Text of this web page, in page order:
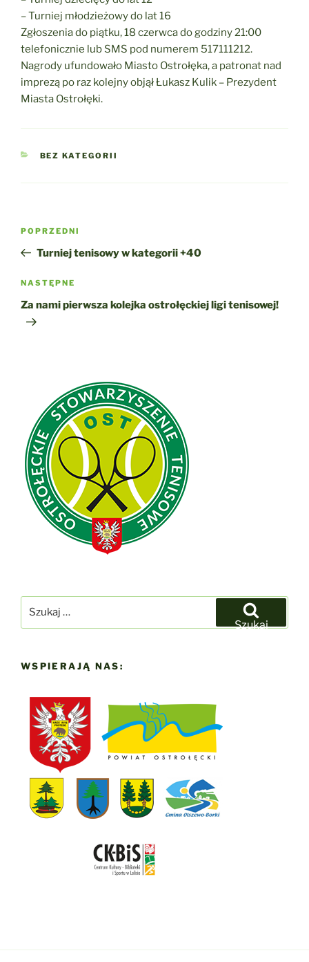
– Turniej młodzieżowy do lat 1️6
Zgłoszenia do piątku, 18 czerwca do godziny 21:00
telefonicznie lub SMS pod numerem 517111212.
Nagrody ufundowało Miasto Ostrołęka, a patronat nad
imprezą po raz kolejny objął Łukasz Kulik – Prezydent
Miasta Ostrołęki.
KATEGORIE
BEZ KATEGORII
Poprzedni
wpis
POPRZEDNI
Turniej tenisowy w kategorii +40
Następny
wpis
NASTĘPNE
Za nami pierwsza kolejka ostrołęckiej ligi tenisowej!
Szukaj
WSPIERAJĄ NAS: